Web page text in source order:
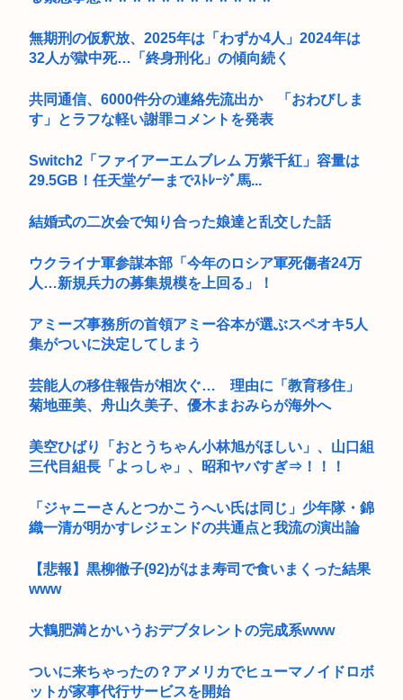
無期刑の仮釈放、2025年は「わずか4人」2024年は
32人が獄中死…「終身刑化」の傾向続く
共同通信、6000件分の連絡先流出か 「おわびしま
す」とラフな軽い謝罪コメントを発表
Switch2「ファイアーエムブレム 万紫千紅」容量は
29.5GB！任天堂ゲーまでｽﾄﾚｰｼﾞ馬...
結婚式の二次会で知り合った娘達と乱交した話
ウクライナ軍参謀本部「今年のロシア軍死傷者24万
人…新規兵力の募集規模を上回る」！
アミーズ事務所の首領アミー谷本が選ぶスペオキ5人
集がついに決定してしまう
芸能人の移住報告が相次ぐ… 理由に「教育移住」
菊地亜美、舟山久美子、優木まおみらが海外へ
美空ひばり「おとうちゃん小林旭がほしい」、山口組
三代目組長「よっしゃ」、昭和ヤバすぎ⇒！！！
「ジャニーさんとつかこうへい氏は同じ」少年隊・錦
織一清が明かすレジェンドの共通点と我流の演出論
【悲報】黒柳徹子(92)がはま寿司で食いまくった結果
www
大鶴肥満とかいうおデブタレントの完成系www
ついに来ちゃったの？アメリカでヒューマノイドロボ
ットが家事代行サービスを開始